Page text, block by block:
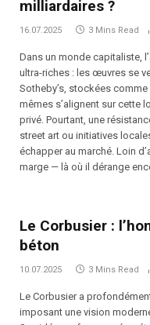
milliardaires ?
16.07.2025 3 Mins Read
Dans un monde capitaliste,
ultra-riches : les œuvres se
Sotheby’s, stockées
mêmes s’alignent sur cette
privé. Pourtant, une
street art ou initiatives
échapper au marché. Loin
marge — là où il dérange
Le Corbusier :
béton
10.07.2025 3 Mins Read
Le Corbusier a
imposant une vision